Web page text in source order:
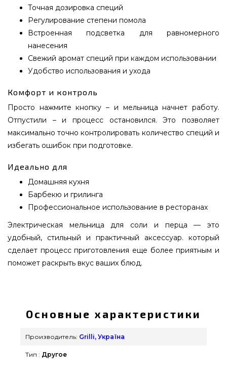
Точная дозировка специй
Регулирование степени помола
Встроенная подсветка для равномерного
нанесения
Свежий аромат специй при каждом использовании
Удобство использования и ухода
Комфорт и контроль
Просто нажмите кнопку – и мельница начнет работу.
Отпустили – и процесс остановился. Это позволяет
максимально точно контролировать количество специй и
избегать ошибок при подготовке.
Идеально для
Домашняя кухня
Барбекю и грилинга
Профессиональное использование в ресторанах
Электрическая мельница для соли и перца — это
удобный, стильный и практичный аксессуар. который
сделает процесс приготовления еще более приятным и
поможет раскрыть вкус ваших блюд.
производителя Grilli, Україна по доступной цене
всего 595 грн. в онлайн каталоге брендовых
грилей grillpoint.com.ua Самые лучшие
барбекю в магазине grillpoint.com.ua Позвоните
Основные характеристики
Производитель: Grilli, Україна
Тип : Другое